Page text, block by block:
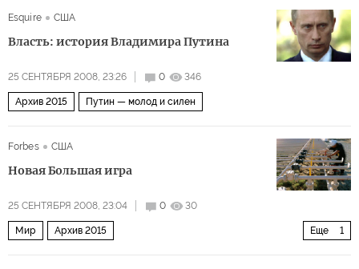
Esquire США
Власть: история Владимира Путина
25 СЕНТЯБРЯ 2008, 23:26 0 346
Архив 2015 Путин — молод и силен
Forbes США
Новая Большая игра
25 СЕНТЯБРЯ 2008, 23:04 0 30
Еще 1
Мир Архив 2015